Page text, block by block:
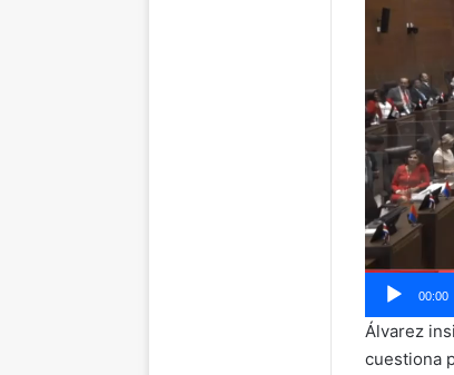
00:00
Álvarez
cuestiona